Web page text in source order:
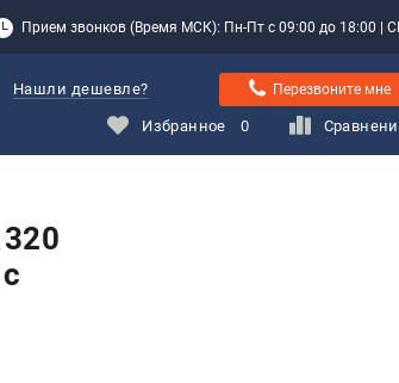
Прием звонков (Время МСК): Пн-Пт с 09:00 до 18:00 |
Нашли дешевле? Перезвоните мне
Избранное 0